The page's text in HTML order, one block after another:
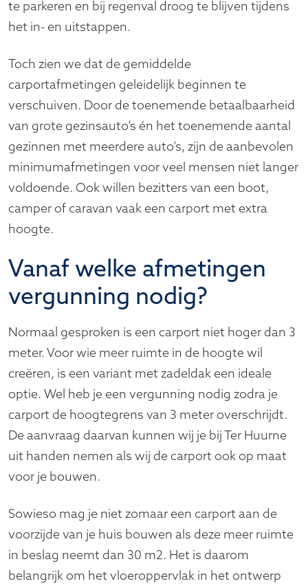
te parkeren en bij regenval droog te blijven tijdens
het in- en uitstappen.
Toch zien we dat de gemiddelde
carportafmetingen geleidelijk beginnen te
verschuiven. Door de toenemende betaalbaarheid
van grote gezinsauto’s én het toenemende aantal
gezinnen met meerdere auto’s, zijn de aanbevolen
minimumafmetingen voor veel mensen niet langer
voldoende. Ook willen bezitters van een boot,
camper of caravan vaak een carport met extra
hoogte.
Vanaf welke afmetingen
vergunning nodig?
Normaal gesproken is een carport niet hoger dan 3
meter. Voor wie meer ruimte in de hoogte wil
creëren, is een variant met zadeldak een ideale
optie. Wel heb je een vergunning nodig zodra je
carport de hoogtegrens van 3 meter overschrijdt.
De aanvraag daarvan kunnen wij je bij Ter Huurne
uit handen nemen als wij de carport ook op maat
voor je bouwen.
Sowieso mag je niet zomaar een carport aan de
voorzijde van je huis bouwen als deze meer ruimte
in beslag neemt dan 30 m2. Het is daarom
belangrijk om het vloeroppervlak in het ontwerp